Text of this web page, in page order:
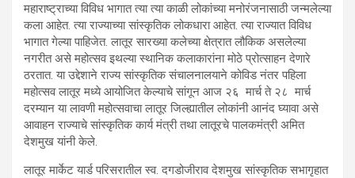
महाराष्ट्राच्या विविध भागात त्या त्या काळी लोकांच्या मनोरंजनासाठी जन्मलेल्या
कला आहेत. त्या राज्याच्या सांस्कृतिक लोकधारा आहेत. त्या राज्यात विविध
भागात गेल्या पाहिजेत. लातूर सारख्या कलेच्या क्षेत्रात लौकिक असलेल्या
नगरीत असे महोत्सव इथल्या स्थानिक कलाकारांना मोठे प्रोत्साहन देणारे
ठरतात. या उद्देशाने राज्य सांस्कृतिक संचालनालयाने कोविड नंतर पहिला
महोत्सव लातूर मध्ये आयोजित केल्याचे सांगून आज २६ मार्च ते २८ मार्च
दरम्यान या लावणी महोत्सवाचा लातूर जिल्ह्यातील लोकांनी आनंद घ्यावा असे
आवाहन राज्याचे सांस्कृतिक कार्य मंत्री तथा लातूरचे पालकमंत्री अमित
देशमुख यांनी केले.
लातूर मार्केट यार्ड परिसरातील स्व. दगडोजीराव देशमुख सांस्कृतिक सभागृहात